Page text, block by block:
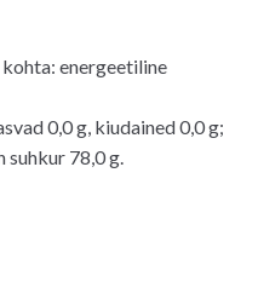
energeetiline
0,0g, kiudained0,0g;
suhkur78,0g.